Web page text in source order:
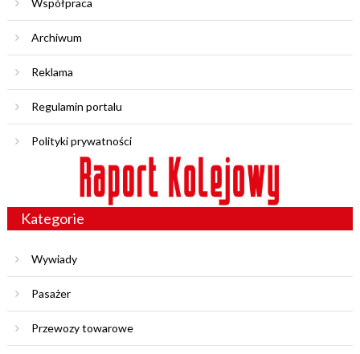
Współpraca
Archiwum
Reklama
Regulamin portalu
Polityki prywatności
Kategorie
Wywiady
Pasażer
Przewozy towarowe